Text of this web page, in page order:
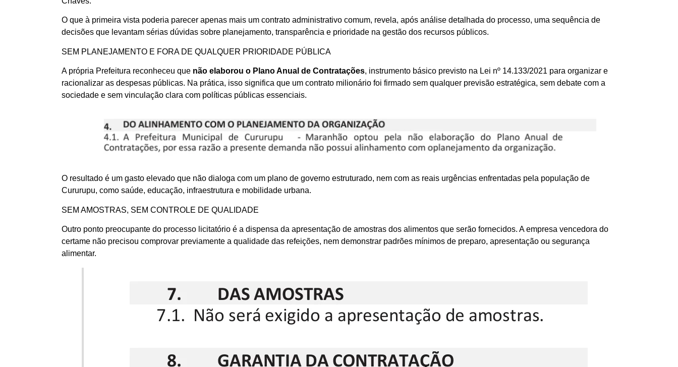
O que à primeira vista poderia parecer apenas mais um contrato administrativo comum, revela, após análise detalhada do processo, uma sequência de
decisões que levantam sérias dúvidas sobre planejamento, transparência e prioridade na gestão dos recursos públicos.
SEM PLANEJAMENTO E FORA DE QUALQUER PRIORIDADE PÚBLICA
A própria Prefeitura reconheceu que não elaborou o Plano Anual de Contratações, instrumento básico previsto na Lei nº 14.133/2021 para organizar e
racionalizar as despesas públicas. Na prática, isso significa que um contrato milionário foi firmado sem qualquer previsão estratégica, sem debate com a
sociedade e sem vinculação clara com políticas públicas essenciais.
O resultado é um gasto elevado que não dialoga com um plano de governo estruturado, nem com as reais urgências enfrentadas pela população de
Cururupu, como saúde, educação, infraestrutura e mobilidade urbana.
SEM AMOSTRAS, SEM CONTROLE DE QUALIDADE
Outro ponto preocupante do processo licitatório é a dispensa da apresentação de amostras dos alimentos que serão fornecidos. A empresa vencedora do
certame não precisou comprovar previamente a qualidade das refeições, nem demonstrar padrões mínimos de preparo, apresentação ou segurança
alimentar.